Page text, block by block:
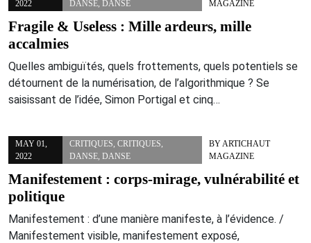
2022
DANSE,DANSE
MAGAZINE
Fragile & Useless : Mille ardeurs, mille
accalmies
Quelles ambiguïtés, quels frottements, quels potentiels se
détournent de la numérisation, de l’algorithmique ? Se
saisissant de l’idée, Simon Portigal et cinq…
MAY 01,
2022
CRITIQUES,CRITIQUES,
DANSE,DANSE
BYARTICHAUT
MAGAZINE
Manifestement : corps-mirage, vulnérabilité et
politique
Manifestement : d’une manière manifeste, à l’évidence. /
Manifestement visible, manifestement exposé,